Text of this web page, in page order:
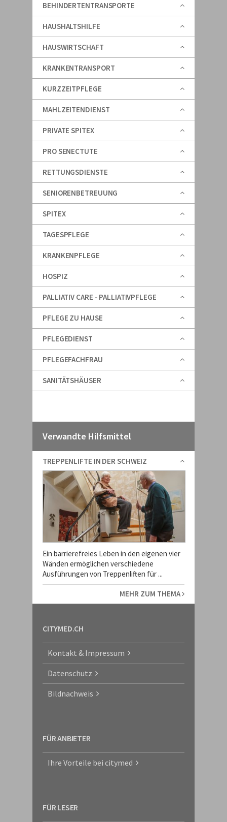
BEHINDERTENTRANSPORTE
HAUSHALTSHILFE
HAUSWIRTSCHAFT
KRANKENTRANSPORT
KURZZEITPFLEGE
MAHLZEITENDIENST
PRIVATE SPITEX
PRO SENECTUTE
RETTUNGSDIENSTE
SENIORENBETREUUNG
SPITEX
TAGESPFLEGE
KRANKENPFLEGE
HOSPIZ
PALLIATIV CARE - PALLIATIVPFLEGE
PFLEGE ZU HAUSE
PFLEGEDIENST
PFLEGEFACHFRAU
SANITÄTSHÄUSER
Verwandte Hilfsmittel
TREPPENLIFTE IN DER SCHWEIZ
Ein barrierefreies Leben in den eigenen vier
Wänden ermöglichen verschiedene
Ausführungen von Treppenliften für ...
MEHR ZUM THEMA
CITYMED.CH
Kontakt & Impressum
Datenschutz
Bildnachweis
FÜR ANBIETER
Ihre Vorteile bei citymed
FÜR LESER